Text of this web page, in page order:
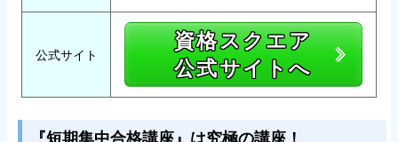
公式サイト
資格スクエア
公式サイトへ